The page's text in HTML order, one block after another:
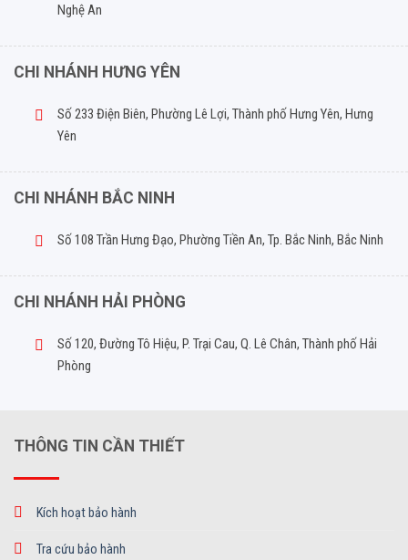
Nghệ An
CHI NHÁNH HƯNG YÊN
Số 233 Điện Biên, Phường Lê Lợi, Thành phố Hưng Yên, Hưng
Yên
CHI NHÁNH BẮC NINH
Số 108 Trần Hưng Đạo, Phường Tiền An, Tp. Bắc Ninh, Bắc Ninh
CHI NHÁNH HẢI PHÒNG
Số 120, Đường Tô Hiệu, P. Trại Cau, Q. Lê Chân, Thành phố Hải
Phòng
THÔNG TIN CẦN THIẾT
Kích hoạt bảo hành
Tra cứu bảo hành